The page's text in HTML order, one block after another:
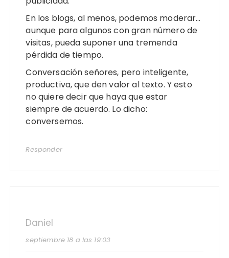
En los blogs, al menos, podemos moderar…
aunque para algunos con gran número de
visitas, pueda suponer una tremenda
pérdida de tiempo.
Conversación señores, pero inteligente,
productiva, que den valor al texto. Y esto
no quiere decir que haya que estar
siempre de acuerdo. Lo dicho:
conversemos.
Responder
Daniel
septiembre 18 a las 19:03